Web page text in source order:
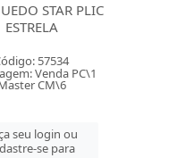
STAR PLIC
ESTRELA
57534
Venda PC\1
CM\6
seu login ou
se para